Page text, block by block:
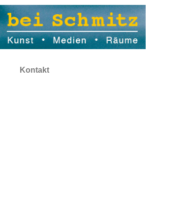
Kontakt